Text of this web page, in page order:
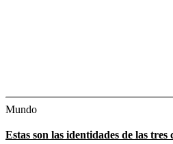
Mundo
Estas son las identidades de las